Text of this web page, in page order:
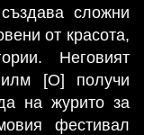
сложни
от красота,
Неговият
[O] получи
на журито за
фестивал